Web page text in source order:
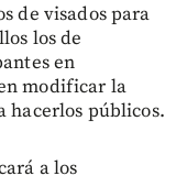
de visados para
los de
en
modificar la
hacerlos públicos.
a los